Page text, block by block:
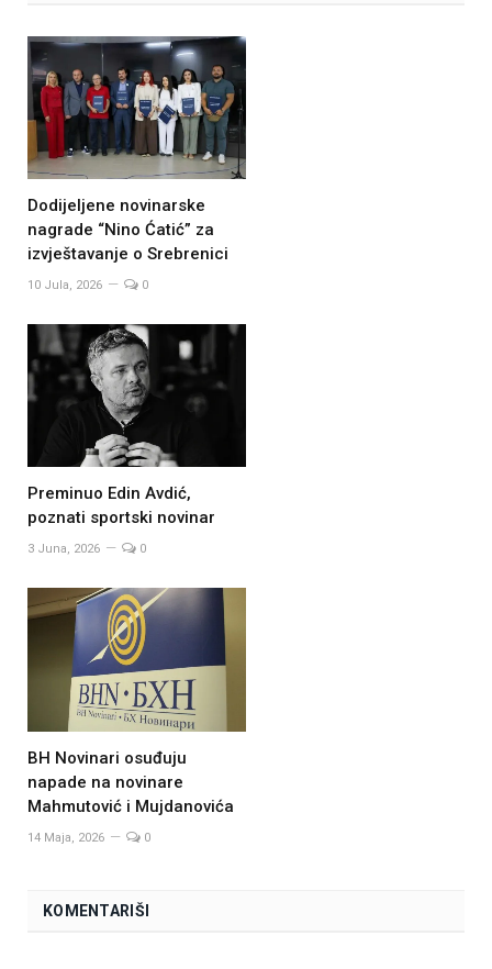
Dodijeljene novinarske
nagrade “Nino Ćatić” za
izvještavanje o Srebrenici
10 Jula, 2026 0
Preminuo Edin Avdić,
poznati sportski novinar
3 Juna, 2026 0
BH Novinari osuđuju
napade na novinare
Mahmutović i Mujdanovića
14 Maja, 2026 0
KOMENTARIŠI